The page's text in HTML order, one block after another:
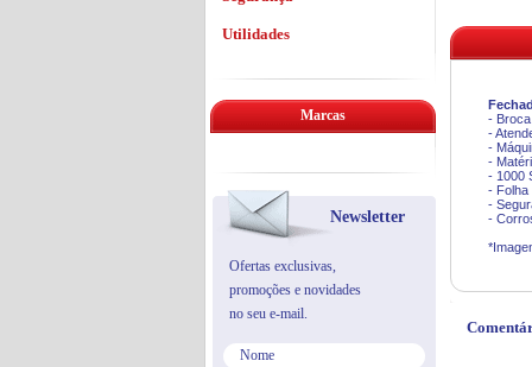
-
-
-
-
- 1000
- Folha
-
-
Utilidades
Marcas
Newsletter
Ofertas exclusivas,
promoções e novidades
no seu e-mail.